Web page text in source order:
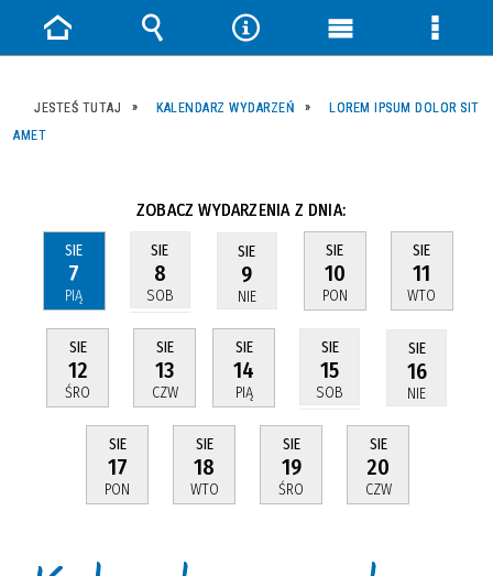
JESTEŚ TUTAJ KALENDARZ WYDARZEŃ
LOREM IPSUM DOLOR SIT
AMET
ZOBACZ WYDARZENIA Z DNIA:
SIE
7
PIĄ
SIE
8
SOB
SIE
9
NIE
SIE
10
PON
SIE
11
WTO
SIE
12
ŚRO
SIE
13
CZW
SIE
14
PIĄ
SIE
15
SOB
SIE
16
NIE
SIE
17
PON
SIE
18
WTO
SIE
19
ŚRO
SIE
20
CZW
Strona
główna
Wyszukiwarka
NarzędziaMenu
Menu